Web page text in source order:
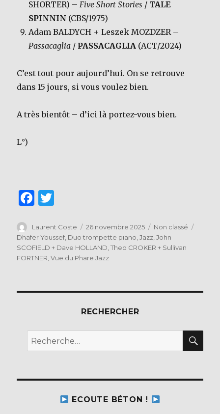
SHORTER) –Five Short Stories / TALE
SPINNIN (CBS/1975)
Adam BALDYCH + Leszek MOZDZER –
Passacaglia / PASSACAGLIA (ACT/2024)
C’est tout pour aujourd’hui. On se retrouve
dans 15 jours, si vous voulez bien.
A très bientôt – d’ici là portez-vous bien.
L°)
F
c
e
b
o
it
te
r
Auteur
Laurent Coste
Publié
le
26 novembre 2025 Catégories
Non classé
Dhafer Youssef, Duo trompette piano,Jazz,John
SCOFIELD + Dave HOLLAND,Theo CROKER + Sullivan
FORTNER,Vue du Phare Jazz
RECHERCHER
Recherche
pour :
ECOUTE BÉTON !